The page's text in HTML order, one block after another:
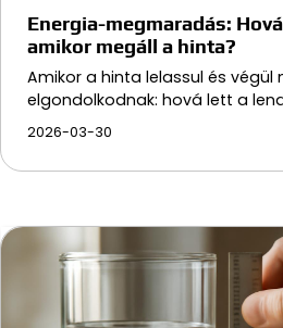
Energia-megmaradás:
amikor megáll a hinta?
Amikor a hinta lelassul és végül
elgondolkodnak: hová lett a
2026-03-30